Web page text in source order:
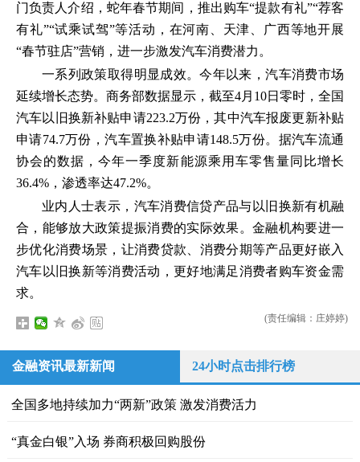
门负责人介绍，蛇年春节期间，推出购车“提款有礼”“荐客
有礼”“试乘试驾”等活动，在河南、天津、广西等地开展
“春节驻店”营销，进一步激发汽车消费潜力。
一系列政策取得明显成效。今年以来，汽车消费市场
延续增长态势。商务部数据显示，截至4月10日零时，全国
汽车以旧换新补贴申请223.2万份，其中汽车报废更新补贴
申请74.7万份，汽车置换补贴申请148.5万份。据汽车流通
协会的数据，今年一季度新能源乘用车零售量同比增长
36.4%，渗透率达47.2%。
业内人士表示，汽车消费信贷产品与以旧换新有机融
合，能够放大政策提振消费的实际效果。金融机构要进一
步优化消费场景，让消费贷款、消费分期等产品更好嵌入
汽车以旧换新等消费活动，更好地满足消费者购车资金需
求。
(责任编辑：庄婷婷)
金融资讯最新新闻 24小时点击排行榜
全国多地持续加力“两新”政策 激发消费活力
“真金白银”入场 券商积极回购股份